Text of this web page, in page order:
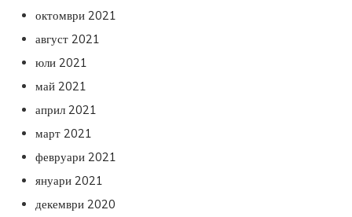
октомври 2021
август 2021
юли 2021
май 2021
април 2021
март 2021
февруари 2021
януари 2021
декември 2020